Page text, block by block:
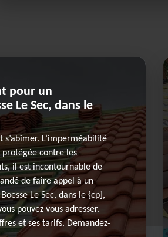
pour un
Le Sec, dans le
L’imperméabilité
protégée contre les
il est incontournable de
de faire appel à un
Le Sec, dans le {cp],
pouvez vous adresser.
et ses tarifs. Demandez-